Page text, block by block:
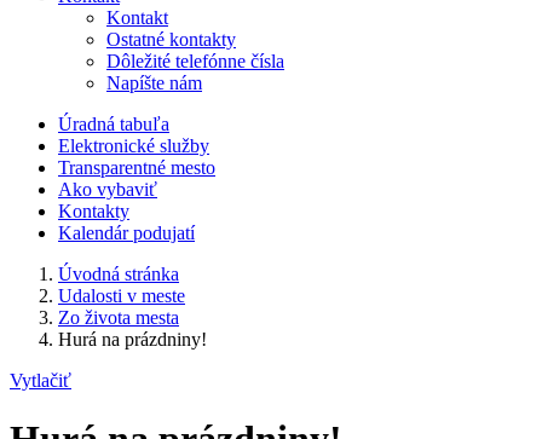
Kontakt
Ostatné kontakty
Dôležité telefónne čísla
Napíšte nám
Úradná tabuľa
Elektronické služby
Transparentné mesto
Ako vybaviť
Kontakty
Kalendár podujatí
Úvodná stránka
Udalosti v meste
Zo života mesta
Hurá na prázdniny!
Vytlačiť